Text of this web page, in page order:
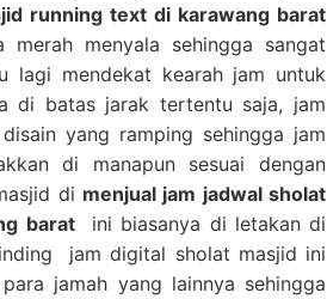
running text di karawang barat
menyala sehingga sangat
lagi mendekat kearah jam untuk
di batas jarak tertentu saja, jam
yang ramping sehingga jam
di manapun sesuai dengan
di menjual jam jadwal sholat
baratini biasanya di letakan di
jam digital sholat masjid ini
jamah yang lainnya sehingga